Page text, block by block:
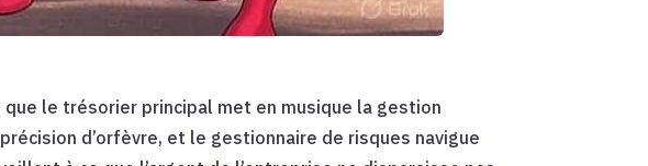
le trésorier principal met en musique la gestion
d’orfèvre, et le gestionnaire de risques navigue